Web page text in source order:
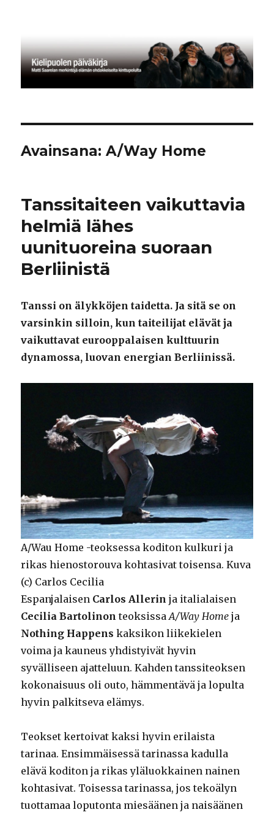
Avainsana:A/Way Home
Tanssitaiteen vaikuttavia
helmiä lähes
uunituoreina suoraan
Berliinistä
Tanssi on älykköjen taidetta. Ja sitä se on
varsinkin silloin, kun taiteilijat elävät ja
vaikuttavat eurooppalaisen kulttuurin
dynamossa, luovan energian Berliinissä.
A/Wau Home -teoksessa koditon kulkuri ja
rikas hienostorouva kohtasivat toisensa. Kuva
(c) Carlos Cecilia
Espanjalaisen Carlos Allerin ja italialaisen
Cecilia Bartolinon teoksissaA/Way Home ja
Nothing Happens kaksikon liikekielen
voima ja kauneus yhdistyivät hyvin
syvälliseen ajatteluun. Kahden tanssiteoksen
kokonaisuus oli outo, hämmentävä ja lopulta
hyvin palkitseva elämys.
Teokset kertoivat kaksi hyvin erilaista
tarinaa. Ensimmäisessä tarinassa kadulla
elävä koditon ja rikas yläluokkainen nainen
kohtasivat. Toisessa tarinassa, jos tekoälyn
tuottamaa loputonta miesäänen ja naisäänen